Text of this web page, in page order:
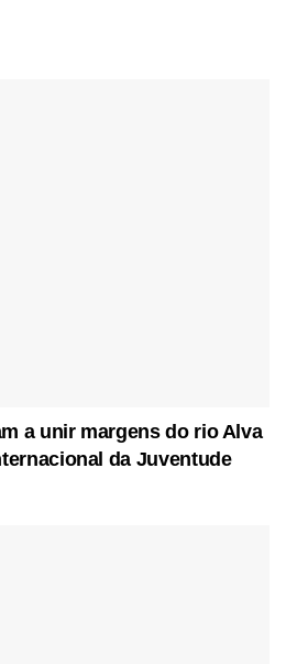
a unir margens do rio Alva
da Juventude